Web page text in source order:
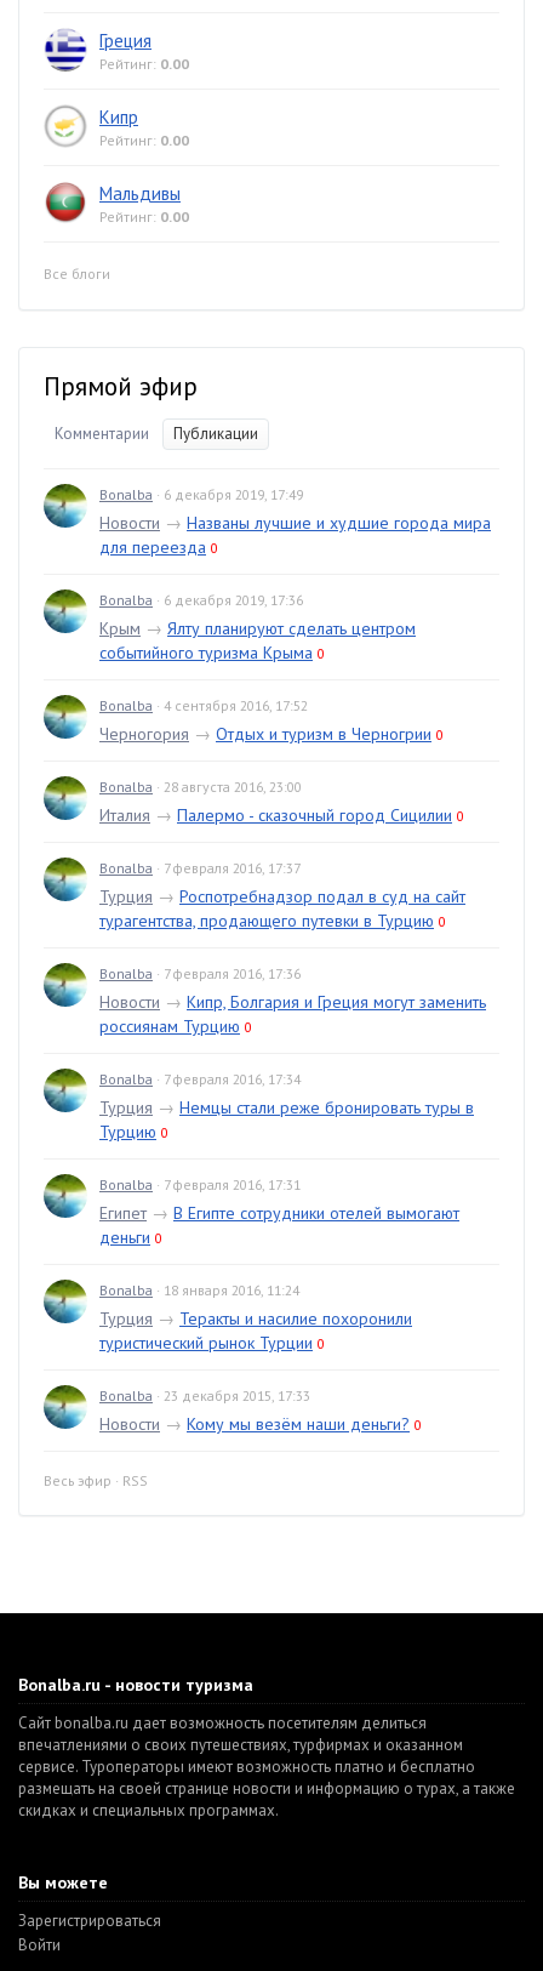
Греция
Рейтинг: 0.00
Кипр
Рейтинг: 0.00
Мальдивы
Рейтинг: 0.00
Все блоги
Прямой эфир
Комментарии Публикации
Bonalba · 6 декабря 2019, 17:49
Новости → Названы лучшие и худшие города мира
для переезда 0
Bonalba · 6 декабря 2019, 17:36
Крым → Ялту планируют сделать центром
событийного туризма Крыма 0
Bonalba · 4 сентября 2016, 17:52
Черногория → Отдых и туризм в Черногрии 0
Bonalba · 28 августа 2016, 23:00
Италия → Палермо - сказочный город Сицилии 0
Bonalba · 7 февраля 2016, 17:37
Турция → Роспотребнадзор подал в суд на сайт
турагентства, продающего путевки в Турцию 0
Bonalba · 7 февраля 2016, 17:36
Новости → Кипр, Болгария и Греция могут заменить
россиянам Турцию 0
Bonalba · 7 февраля 2016, 17:34
Турция → Немцы стали реже бронировать туры в
Турцию 0
Bonalba · 7 февраля 2016, 17:31
Египет→ В Египте сотрудники отелей вымогают
деньги 0
Bonalba · 18 января 2016, 11:24
Турция → Теракты и насилие похоронили
туристический рынок Турции 0
Bonalba · 23 декабря 2015, 17:33
Новости → Кому мы везём наши деньги? 0
Весь эфир · RSS
Bonalba.ru - новости туризма
Сайт bonalba.ru дает возможность посетителям делиться
впечатлениями о своих путешествиях, турфирмах и оказанном
сервисе. Туроператоры имеют возможность платно и бесплатно
размещать на своей странице новости и информацию о турах, а также
скидках и специальных программах.
Вы можете
Зарегистрироваться
Войти